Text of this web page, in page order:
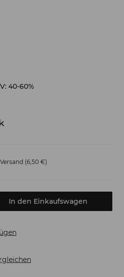
40-60%
Versand (6,50 €)
In den Einkaufswagen